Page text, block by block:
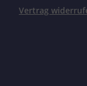
Vertrag